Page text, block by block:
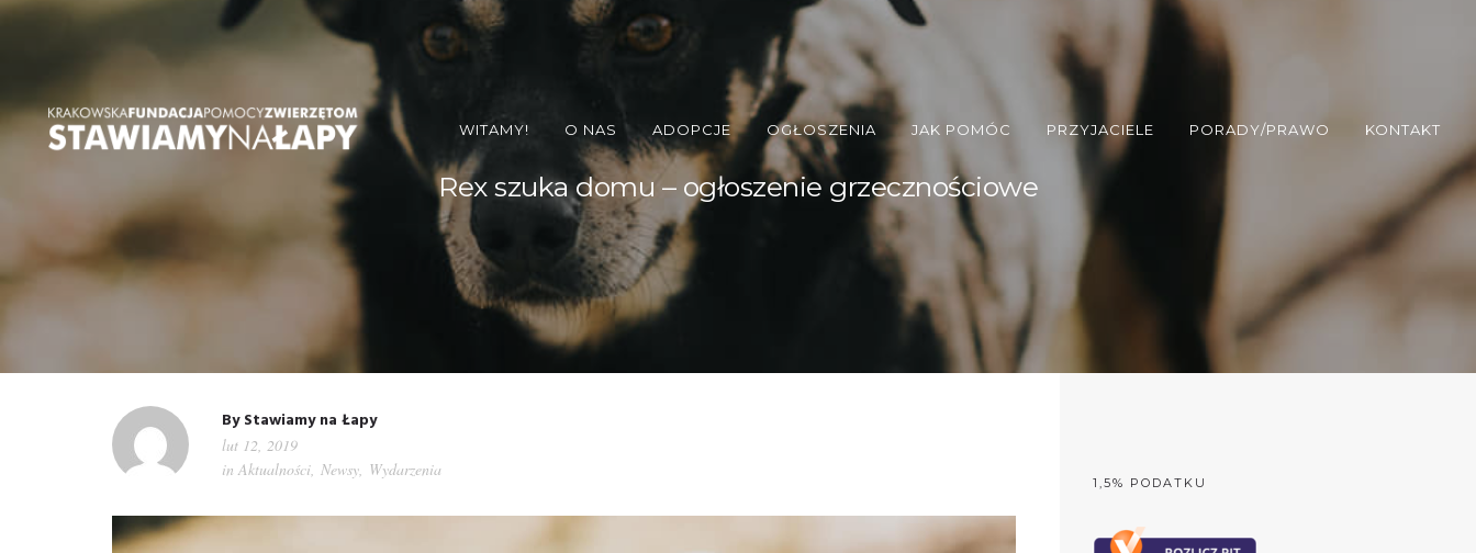
WITAMY! O NAS ADOPCJE OGŁOSZENIA JAK POMÓC PRZYJACIELE PORADY/PRAWO KONTAKT
Rex szuka domu – ogłoszenie grzecznościowe
ByStawiamy na Łapy
lut 12, 2019
in Aktualności, Newsy, Wydarzenia
1,5% PODATKU